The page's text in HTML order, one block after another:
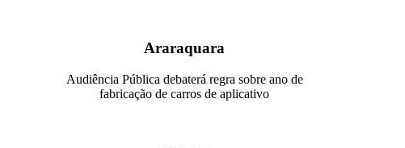
Araraquara
Audiência Pública debaterá regra sobre ano de
fabricação de carros de aplicativo